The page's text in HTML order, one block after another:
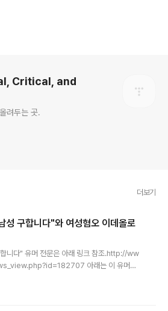
려두는 곳.
더보기
성 구합니다"와 여성혐오 이데올로
니다" 유머 전문은 아래 링크 참조.http://ww
아래는 이 유머의
는 문제가 없다. 사실 이 자료는 몇 년 전부터